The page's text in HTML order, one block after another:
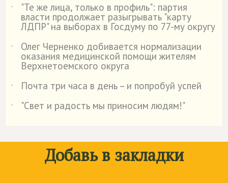
˙
"Те же лица, только в профиль": партия
власти продолжает разыгрывать "карту
ЛДПР" на выборах в Госдуму по 77-му округу
˙
Олег Черненко добивается нормализации
оказания медицинской помощи жителям
Верхнетоемского округа
˙
Почта три часа в день – и попробуй успей
˙
"Свет и радость мы приносим людям!"
Добавь в закладки